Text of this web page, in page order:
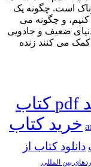
است. چگونه یک
کنیم، و چگونه می
ضعیف و جادویی
کمک می کنند زنده
خرید pdf کتاب
خرید کتاب
دانلود کتاب از
بین المللی